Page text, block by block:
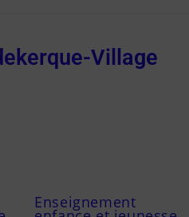
Village
Enseignement